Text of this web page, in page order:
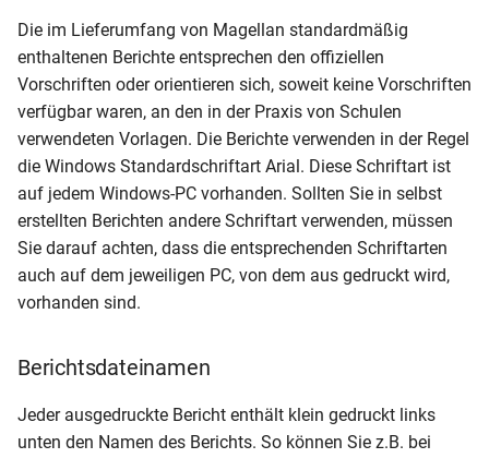
Die im Lieferumfang von Magellan standardmäßig
enthaltenen Berichte entsprechen den offiziellen
Vorschriften oder orientieren sich, soweit keine Vorschriften
verfügbar waren, an den in der Praxis von Schulen
verwendeten Vorlagen. Die Berichte verwenden in der Regel
die Windows Standardschriftart Arial. Diese Schriftart ist
auf jedem Windows-PC vorhanden. Sollten Sie in selbst
erstellten Berichten andere Schriftart verwenden, müssen
Sie darauf achten, dass die entsprechenden Schriftarten
auch auf dem jeweiligen PC, von dem aus gedruckt wird,
vorhanden sind.
Berichtsdateinamen
Jeder ausgedruckte Bericht enthält klein gedruckt links
unten den Namen des Berichts. So können Sie z.B. bei